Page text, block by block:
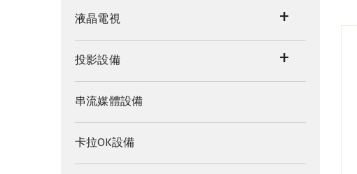
液晶電視 +
投影設備 +
串流媒體設備
卡拉OK設備